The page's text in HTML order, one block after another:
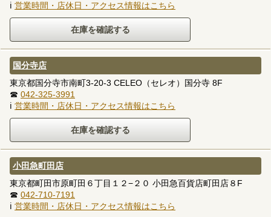
ℹ 営業時間・店休日・アクセス情報はこちら
国分寺店
東京都国分寺市南町3-20-3 CELEO（セレオ）国分寺 8F
☎ 042-325-3991
ℹ 営業時間・店休日・アクセス情報はこちら
小田急町田店
東京都町田市原町田６丁目１２−２０ 小田急百貨店町田店８F
☎ 042-710-7191
ℹ 営業時間・店休日・アクセス情報はこちら